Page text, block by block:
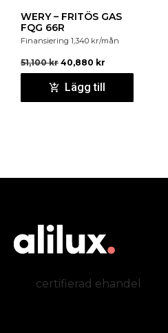
WERY – FRITÖS GAS
FQG 66R
Finansiering 1,340 kr/mån
51,100kr 40,880 kr
Lägg till
certifierad ehandel